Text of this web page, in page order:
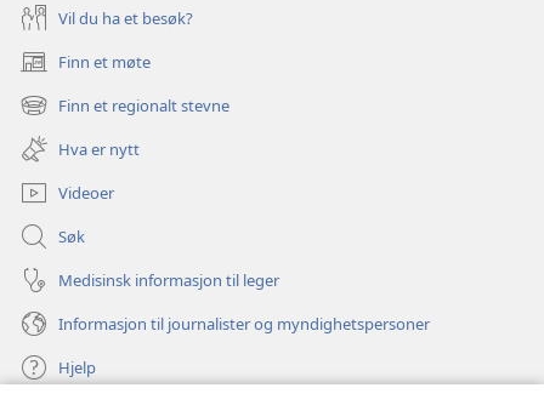
Vil du ha et besøk?
Finn et møte
(åpner
nytt
vindu)
Finn et regionalt stevne
(åpner
nytt
vindu)
Hva er nytt
Videoer
Søk
Medisinsk informasjon til leger
Informasjon til journalister og myndighetspersoner
Hjelp